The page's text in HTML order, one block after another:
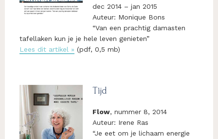
dec 2014 – jan 2015
Auteur: Monique Bons
“Van een prachtig damasten
tafellaken kun je je hele leven genieten”
Lees dit artikel » (pdf, 0,5 mb)
Tijd
Flow, nummer 8, 2014
Auteur: Irene Ras
“Je eet om je lichaam energie